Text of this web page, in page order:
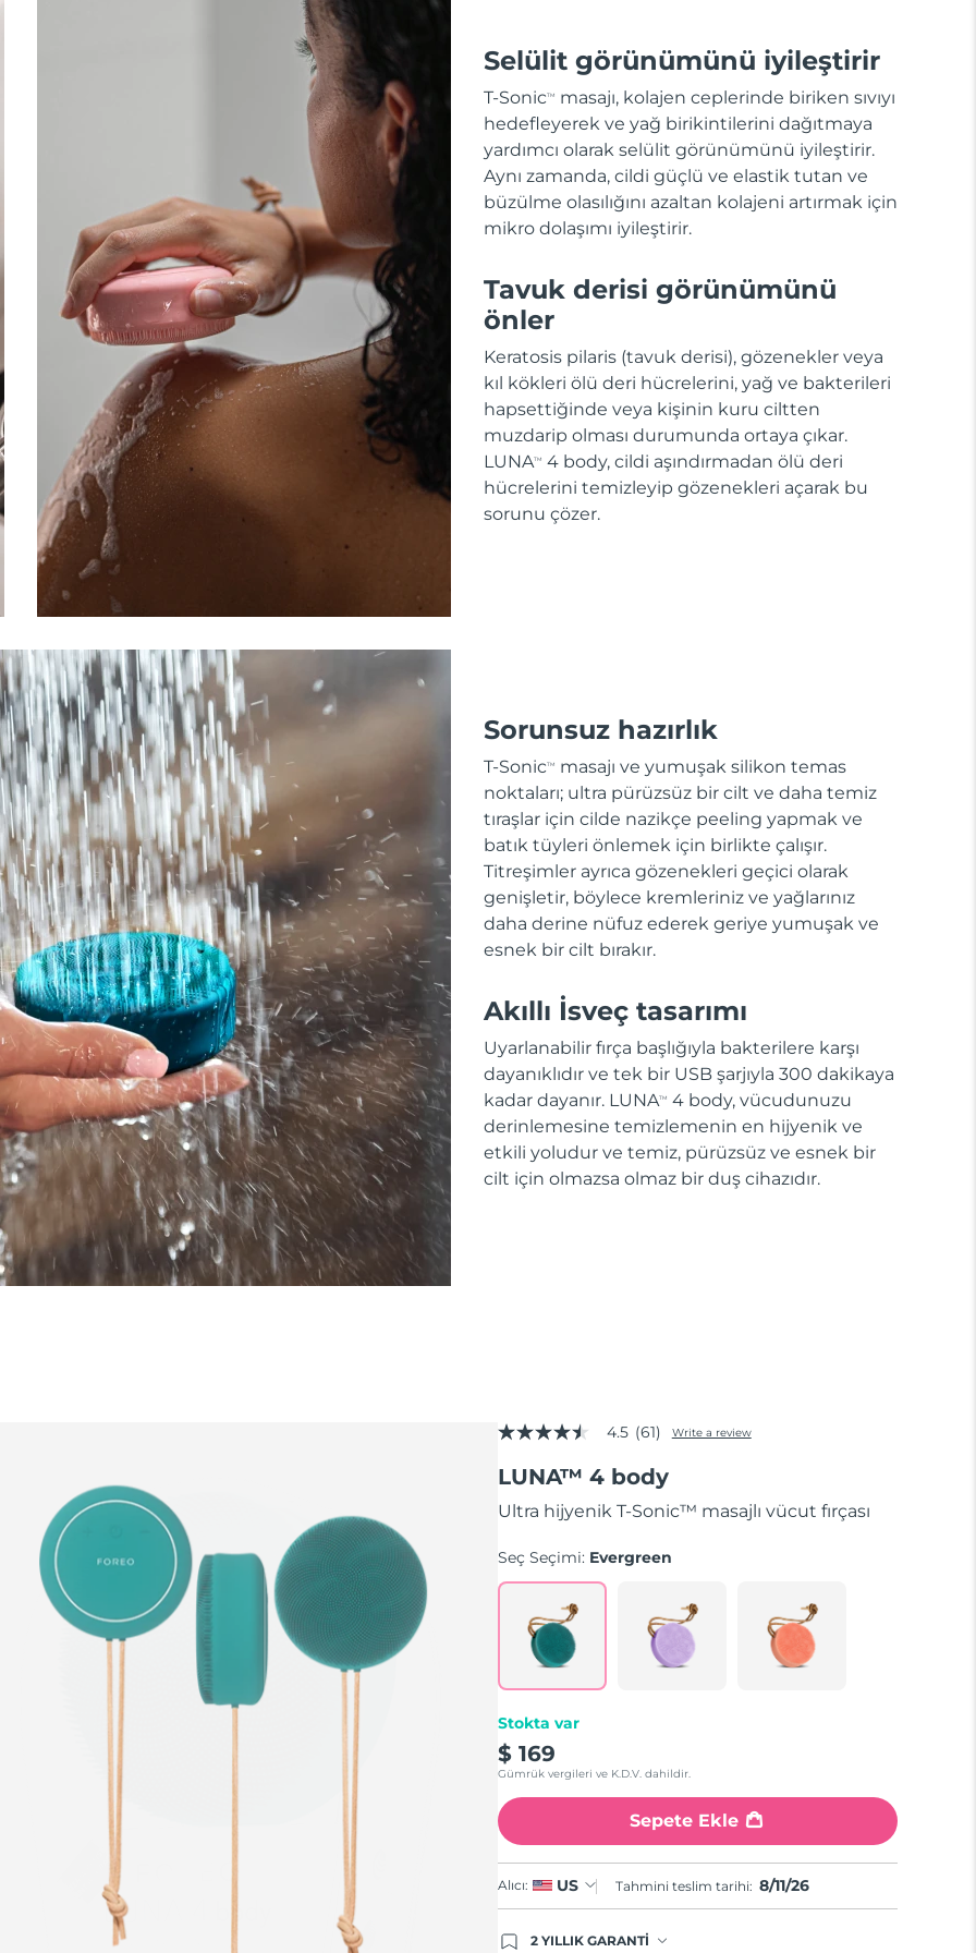
Selülit görünümünü iyileştirir
T-SonicTM
masajı, kolajen ceplerinde biriken sıvıyı
hedefleyerek ve yağ birikintilerini dağıtmaya
yardımcı olarak selülit görünümünü iyileştirir.
Aynı zamanda, cildi güçlü ve elastik tutan ve
büzülme olasılığını azaltan kolajeni artırmak için
mikro dolaşımı iyileştirir.
Tavuk derisi görünümünü
önler
Keratosis pilaris (tavuk derisi), gözenekler veya
kıl kökleri ölü deri hücrelerini, yağ ve bakterileri
hapsettiğinde veya kişinin kuru ciltten
muzdarip olması durumunda ortaya çıkar.
LUNATM
4 body, cildi aşındırmadan ölü deri
hücrelerini temizleyip gözenekleri açarak bu
sorunu çözer.
Sorunsuz hazırlık
T-SonicTM
masajı ve yumuşak silikon temas
noktaları; ultra pürüzsüz bir cilt ve daha temiz
tıraşlar için cilde nazikçe peeling yapmak ve
batık tüyleri önlemek için birlikte çalışır.
Titreşimler ayrıca gözenekleri geçici olarak
genişletir, böylece kremleriniz ve yağlarınız
daha derine nüfuz ederek geriye yumuşak ve
esnek bir cilt bırakır.
Akıllı İsveç tasarımı
Uyarlanabilir fırça başlığıyla bakterilere karşı
dayanıklıdır ve tek bir USB şarjıyla 300 dakikaya
kadar dayanır. LUNATM
4 body, vücudunuzu
derinlemesine temizlemenin en hijyenik ve
etkili yoludur ve temiz, pürüzsüz ve esnek bir
cilt için olmazsa olmaz bir duş cihazıdır.
4.5
of
stars,
average
value.
Read
Reviews.
Same
page
4.5 (61) Write a review
LUNA™ 4 body
Ultra hijyenik T-Sonic™ masajlı vücut fırçası
Seç Seçimi: Evergreen
Stokta var
$ 169
Gümrük vergileri ve K.D.V. dahildir.
Sepete Ekle
Alıcı: US Tahmini teslim tarihi: 8/11/26
2 YILLIK GARANTİ